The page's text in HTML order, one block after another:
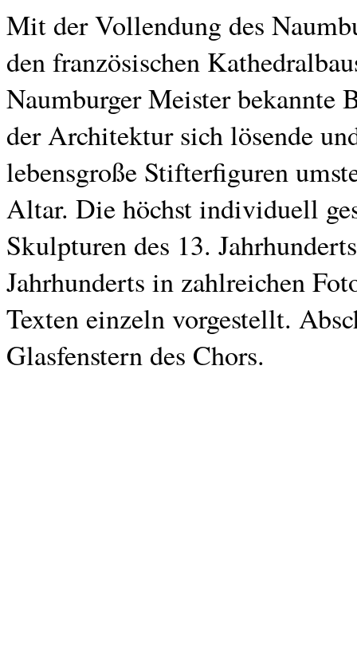
Mit der Vollendung des
den französischen
Naumburger Meister bekannte
der Architektur sich lösende
lebensgroße Stifterfiguren
Altar. Die höchst individuell
Skulpturen des 13.
Jahrhunderts in zahlreichen
Texten einzeln vorgestellt.
Glasfenstern des Chors.